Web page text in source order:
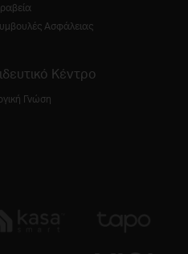
Ασφάλειας
Κέντρο
Γνώση